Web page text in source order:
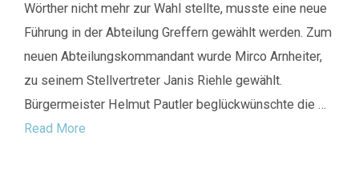
Wörther nicht mehr zur Wahl stellte, musste eine neue
Führung in der Abteilung Greffern gewählt werden. Zum
neuen Abteilungskommandant wurde Mirco Arnheiter,
zu seinem Stellvertreter Janis Riehle gewählt.
Bürgermeister Helmut Pautler beglückwünschte die …
Read More